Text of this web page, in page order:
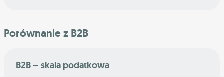
Porównanie z B2B
B2B – skala podatkowa